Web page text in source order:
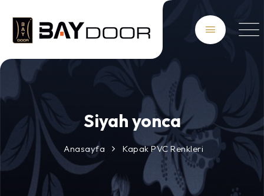
Siyah yonca
Anasayfa Kapak PVC Renkleri